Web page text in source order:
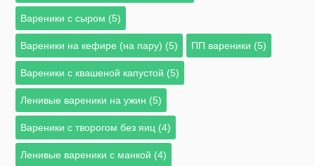
Вареники с сыром (5)
Вареники на кефире (на пару) (5) ПП вареники (5)
Вареники с квашеной капустой (5)
Ленивые вареники на ужин (5)
Вареники с творогом без яиц (4)
Ленивые вареники с манкой (4)